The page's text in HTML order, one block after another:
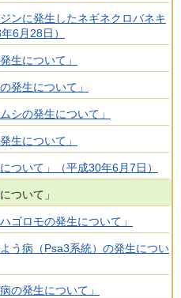
ンに発生したネギネクロバネキ
6月28日）
生について」
発生について」
シの発生について」
生について」
ついて」（平成30年6月7日）
ついて」
ゴロモの発生について」
う病（Psa3系統）の発生につい
の発生について」